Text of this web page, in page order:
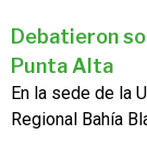
Debatieron
Punta Alta
En la sede de la
Regional Bahía